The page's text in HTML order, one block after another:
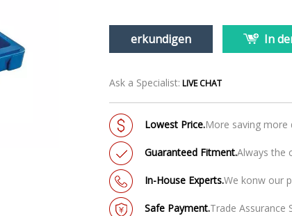
erkundigen In
Ask a Specialist: LIVE CHAT
Lowest Price.More saving more
Guaranteed Fitment.Always the
In-House Experts.We konw our
Safe Payment.Trade Assurance